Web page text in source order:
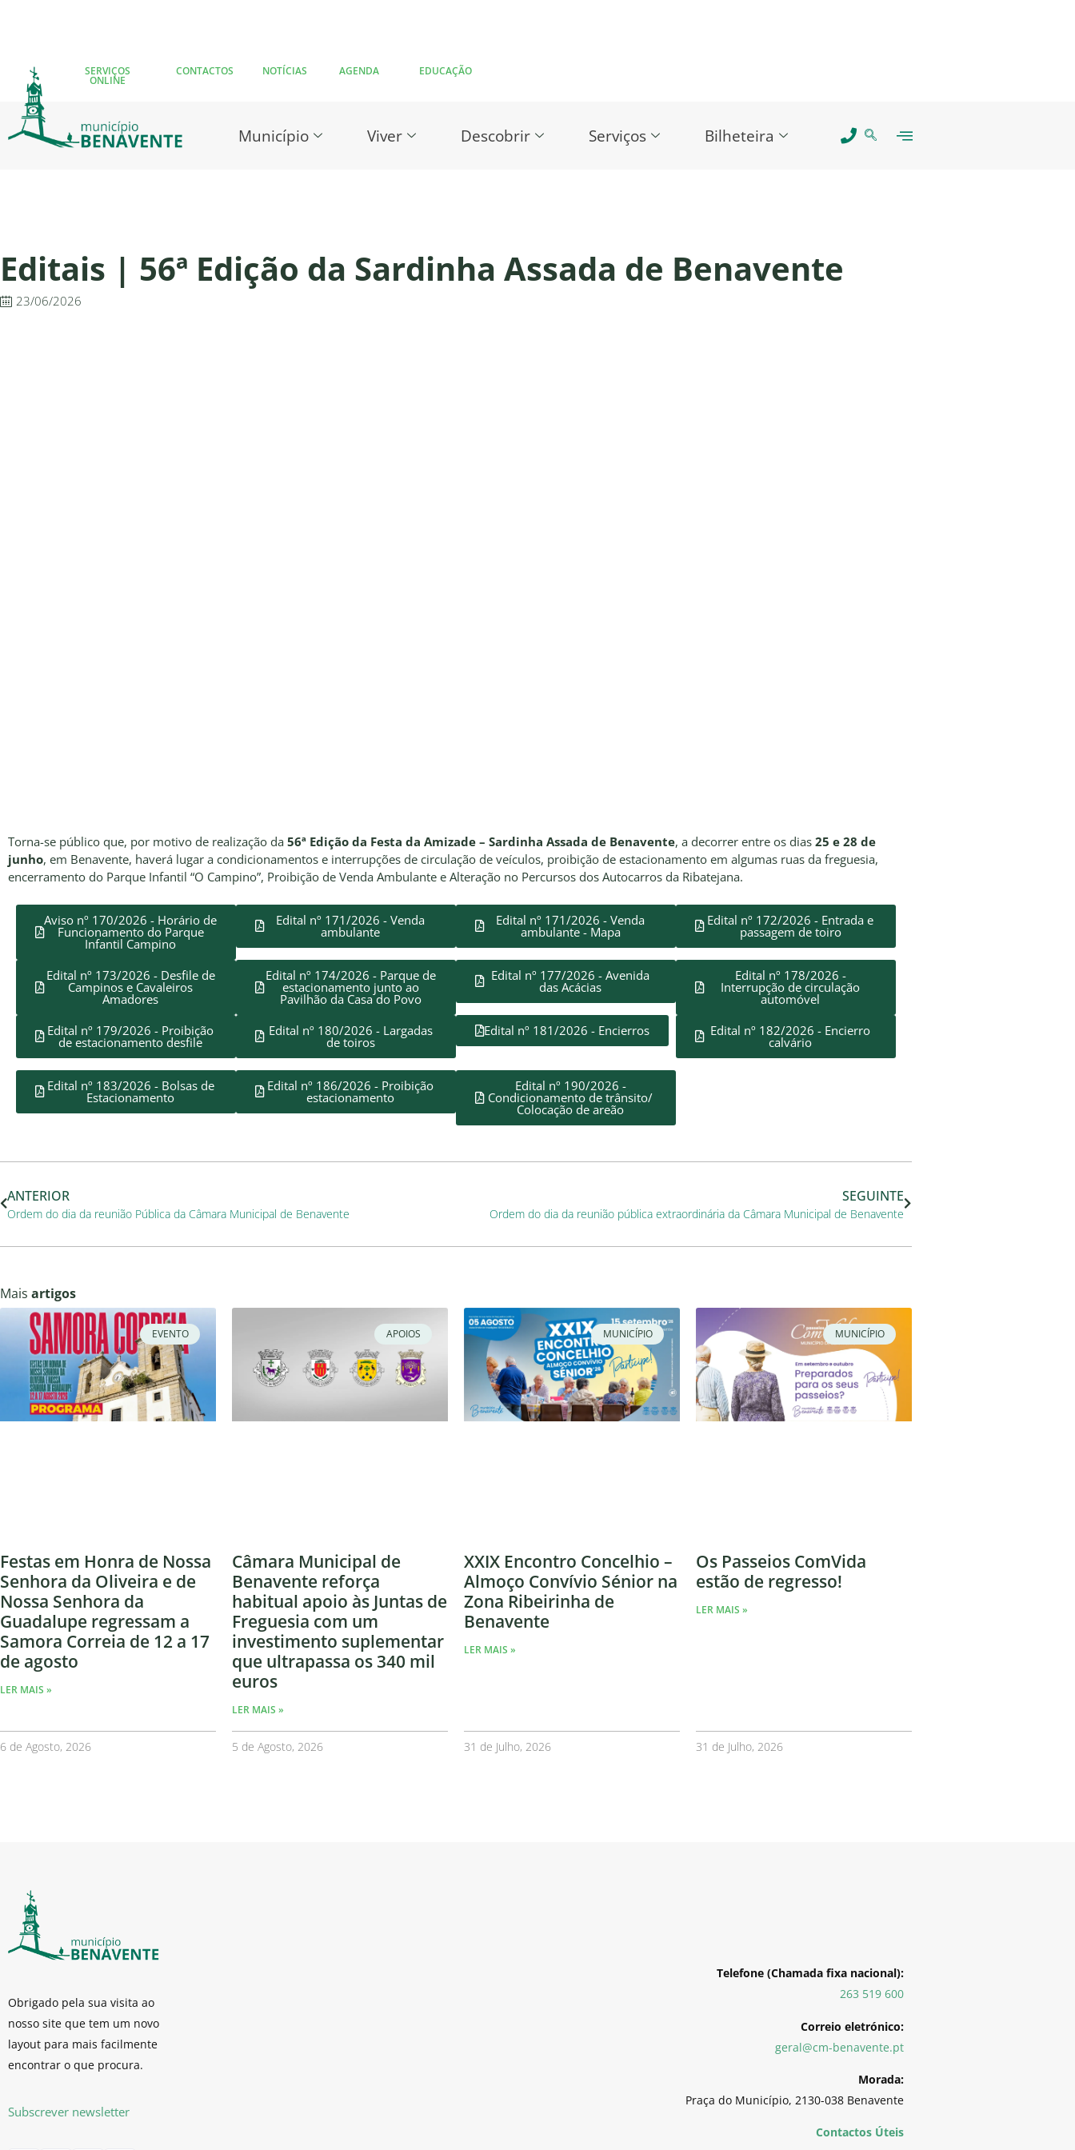
SERVIÇOS
ONLINE
CONTACTOS NOTÍCIAS AGENDA EDUCAÇÃO
Município Viver Descobrir Serviços Bilheteira
Editais | 56ª Edição da Sardinha Assada de Benavente
23/06/2026
Torna-se público que, por motivo de realização da 56ª Edição da Festa da Amizade – Sardinha Assada de Benavente, a decorrer entre os dias 25 e 28 de
junho, em Benavente, haverá lugar a condicionamentos e interrupções de circulação de veículos, proibição de estacionamento em algumas ruas da freguesia,
encerramento do Parque Infantil “O Campino”, Proibição de Venda Ambulante e Alteração no Percursos dos Autocarros da Ribatejana.
Aviso nº 170/2026 - Horário de
Funcionamento do Parque
Infantil Campino
Edital nº 171/2026 - Venda
ambulante
Edital nº 171/2026 - Venda
ambulante - Mapa
Edital nº 172/2026 - Entrada e
passagem de toiro
Edital nº 173/2026 - Desfile de
Campinos e Cavaleiros
Amadores
Edital nº 174/2026 - Parque de
estacionamento junto ao
Pavilhão da Casa do Povo
Edital nº 177/2026 - Avenida
das Acácias
Edital nº 178/2026 -
Interrupção de circulação
automóvel
Edital nº 179/2026 - Proibição
de estacionamento desfile
Edital nº 180/2026 - Largadas
de toiros
Edital nº 181/2026 - Encierros Edital nº 182/2026 - Encierro
calvário
Edital nº 183/2026 - Bolsas de
Estacionamento
Edital nº 186/2026 - Proibição
estacionamento
Edital nº 190/2026 -
Condicionamento de trânsito/
Colocação de areão
ANTERIOR
Ordem do dia da reunião Pública da Câmara Municipal de Benavente
SEGUINTE
Ordem do dia da reunião pública extraordinária da Câmara Municipal de Benavente
Mais artigos
EVENTO
Festas em Honra de Nossa
Senhora da Oliveira e de
Nossa Senhora da
Guadalupe regressam a
Samora Correia de 12 a 17
de agosto
LER MAIS »
6 de Agosto, 2026
APOIOS
Câmara Municipal de
Benavente reforça
habitual apoio às Juntas de
Freguesia com um
investimento suplementar
que ultrapassa os 340 mil
euros
LER MAIS »
5 de Agosto, 2026
MUNICÍPIO
XXIX Encontro Concelhio –
Almoço Convívio Sénior na
Zona Ribeirinha de
Benavente
LER MAIS »
31 de Julho, 2026
MUNICÍPIO
Os Passeios ComVida
estão de regresso!
LER MAIS »
31 de Julho, 2026
Obrigado pela sua visita ao
nosso site que tem um novo
layout para mais facilmente
encontrar o que procura.
Subscrever newsletter
Telefone (Chamada fixa nacional):
263 519 600
Correio eletrónico:
geral@cm-benavente.pt
Morada:
Praça do Município, 2130-038 Benavente
Contactos Úteis